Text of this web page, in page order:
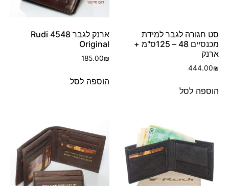
סט חגורה לגבר למידת
מכנסיים 48 – 125ס"מ +
ארנק
444.00₪
הוספה לסל
ארנק לגבר 4548 Rudi
Original
185.00₪
הוספה לסל